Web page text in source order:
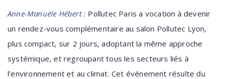
Anne-Manuèle Hébert : Pollutec Paris a vocation à devenir
un rendez-vous complémentaire au salon Pollutec Lyon,
plus compact, sur 2 jours, adoptant la même approche
systémique, et regroupant tous les secteurs liés à
l’environnement et au climat. Cet événement résulte du